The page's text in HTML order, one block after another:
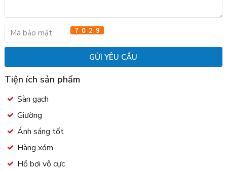
Tiện ích sản phẩm
Sàn gạch
Giường
Ánh sáng tốt
Hàng xóm
Hồ bơi vô cực